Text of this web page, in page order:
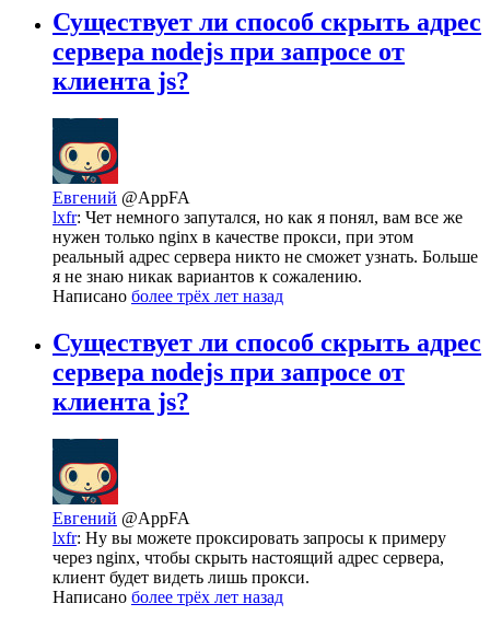
Существует ли способ скрыть адрес
сервера nodejs при запросе от
клиента js?
Евгений @AppFA
lxfr: Чет немного запутался, но как я понял, вам все же
нужен только nginx в качестве прокси, при этом
реальный адрес сервера никто не сможет узнать. Больше
я не знаю никак вариантов к сожалению.
Написано более трёх лет назад
Существует ли способ скрыть адрес
сервера nodejs при запросе от
клиента js?
Евгений @AppFA
lxfr: Ну вы можете проксировать запросы к примеру
через nginx, чтобы скрыть настоящий адрес сервера,
клиент будет видеть лишь прокси.
Написано более трёх лет назад